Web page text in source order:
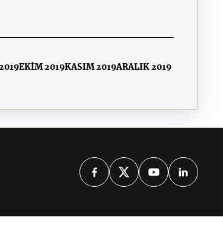
EKİM 2019KASIM 2019ARALIK 2019